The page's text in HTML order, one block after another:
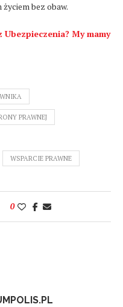
bez obaw.
Ubezpieczenia? My mamy
PRAWNEJ
WSPARCIE PRAWNE
0